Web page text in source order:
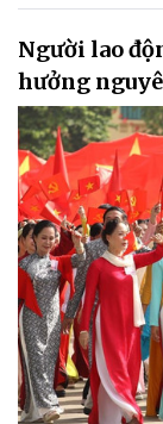
Người lao
hưởng